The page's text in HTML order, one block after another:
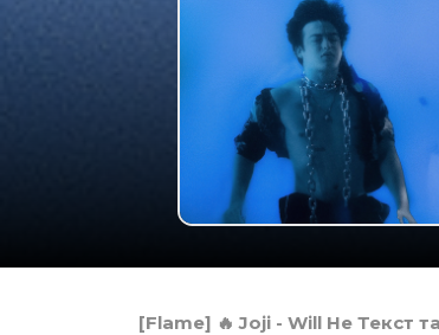
[Flame] 🔥 Joji - Will He Текст